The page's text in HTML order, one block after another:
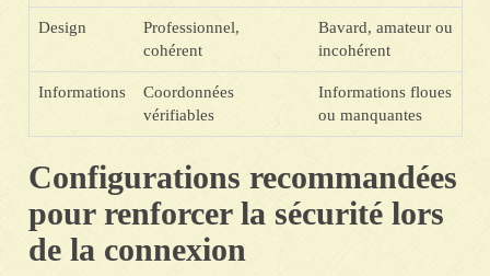
Design
Professionnel,
cohérent
Bavard, amateur ou
incohérent
Informations
Coordonnées
vérifiables
Informations floues
ou manquantes
Configurations recommandées
pour renforcer la sécurité lors
de la connexion